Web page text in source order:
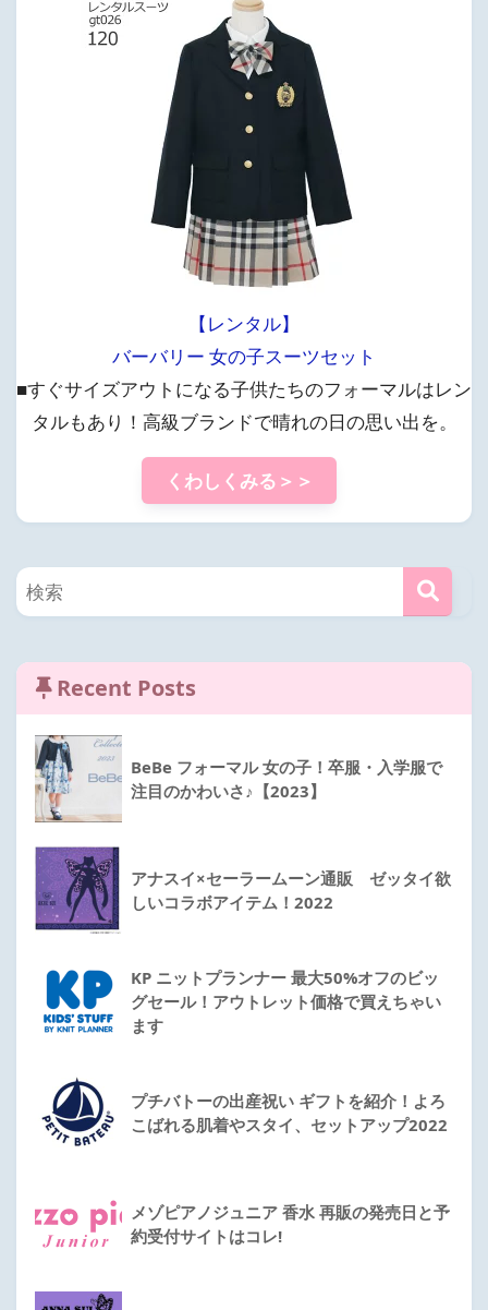
【レンタル】
バーバリー 女の子スーツセット
■すぐサイズアウトになる子供たちのフォーマルはレン
タルもあり！高級ブランドで晴れの日の思い出を。
くわしくみる＞＞
Recent Posts
BeBe フォーマル 女の子！卒服・入学服で
注目のかわいさ♪【2023】
アナスイ×セーラームーン通販 ゼッタイ欲
しいコラボアイテム！2022
KP ニットプランナー 最大50%オフのビッ
グセール！アウトレット価格で買えちゃい
ます
プチバトーの出産祝い ギフトを紹介！よろ
こばれる肌着やスタイ、セットアップ2022
メゾピアノジュニア 香水 再販の発売日と予
約受付サイトはコレ!